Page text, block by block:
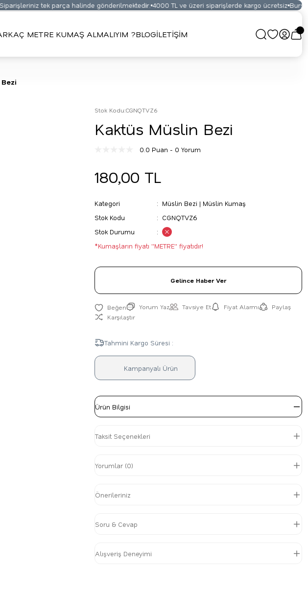
tek parça halinde gönderilmektedir. 4000 TL ve üzeri siparişlerde kargo ücretsiz Bursa
KAÇ METRE KUMAŞ ALMALIYIM ?BLOGİLETİŞİM
Stok Kodu:CGNQTVZ6
Kaktüs Müslin Bezi
0.0 Puan - 0 Yorum
180,00 TL
Kategori
Müslin Bezi | Müslin Kumaş
Stok Kodu
CGNQTVZ6
Stok Durumu
*Kumaşların fiyatı ''METRE'' fiyatıdır!
Gelince Haber Ver
Yorum Yaz Tavsiye Et Fiyat Alarmı
Paylaş
Karşılaştır
Tahmini Kargo Süresi :
Kampanyalı Ürün
Ürün Bilgisi
Taksit Seçenekleri
Yorumlar (0)
Önerileriniz
Soru & Cevap
Alışveriş Deneyimi